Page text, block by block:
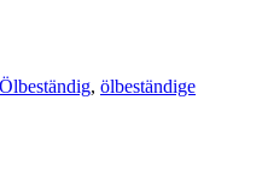
Ölbeständig, ölbeständige